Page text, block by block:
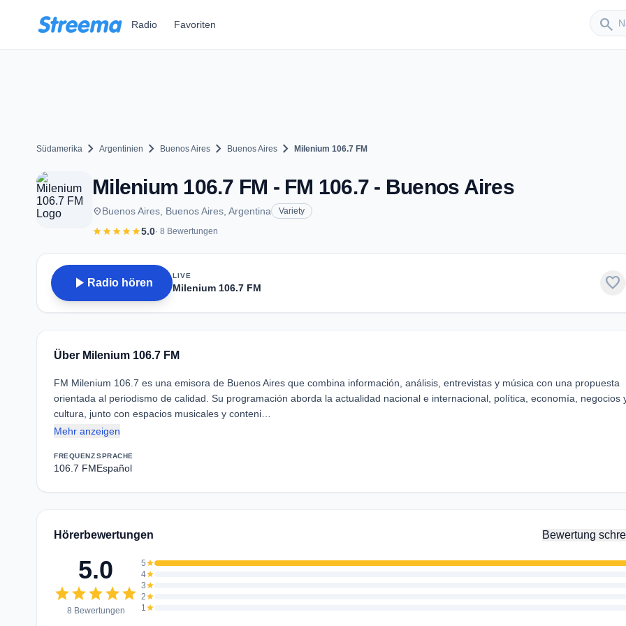
Radio Favoriten search
Sender
Südamerika chevron_right Argentinien chevron_right Buenos Aires chevron_right Buenos Aires chevron_right Milenium 106.7 FM
Milenium 106.7 FM - FM 106.7 - Buenos Aires
placeBuenos Aires, Buenos Aires, Argentina Variety
starstarstarstarstar5.0· 8 Bewertungen
play_arrow Radio hören
LIVE
Milenium 106.7 FM favorite
Über Milenium 106.7 FM
FM Milenium 106.7 es una emisora de Buenos Aires que combina información, análisis, entrevistas y música con una propuesta
orientada al periodismo de calidad. Su programación aborda la actualidad nacional e internacional, política, economía, negocios
cultura, junto con espacios musicales y conteni…
Mehr anzeigen
FREQUENZ
106.7 FM
SPRACHE
Español
Hörerbewertungen Bewertung
5.0
starstarstarstarstar
8 Bewertungen
5star
4star
3star
2star
1star